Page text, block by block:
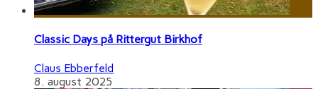
Classic Days på Rittergut Birkhof
Claus Ebberfeld
8. august 2025